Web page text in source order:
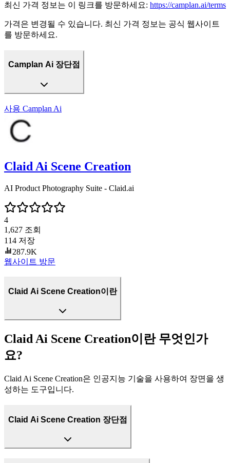
최신 가격 정보는 이 링크를 방문하세요: https://camplan.ai/terms
가격은 변경될 수 있습니다. 최신 가격 정보는 공식 웹사이트
를 방문하세요.
Camplan Ai 장단점
사용 Camplan Ai
Claid Ai Scene Creation
AI Product Photography Suite - Claid.ai
4
1,627 조회
114 저장
287.9K
웹사이트 방문
Claid Ai Scene Creation이란
Claid Ai Scene Creation이란 무엇인가
요?
Claid Ai Scene Creation은 인공지능 기술을 사용하여 장면을 생
성하는 도구입니다.
Claid Ai Scene Creation 장단점